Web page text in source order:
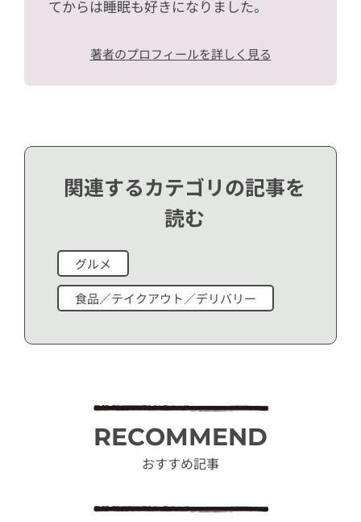
てからは睡眠も好きになりました。
著者のプロフィールを詳しく見る
関連するカテゴリの記事を
読む
グルメ
食品／テイクアウト／デリバリー
RECOMMEND
おすすめ記事